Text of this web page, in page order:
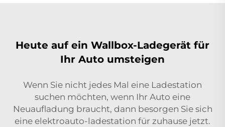
Heute auf ein Wallbox-Ladegerät für
Ihr Auto umsteigen
Wenn Sie nicht jedes Mal eine Ladestation
suchen möchten, wenn Ihr Auto eine
Neuaufladung braucht, dann besorgen Sie sich
eine elektroauto-ladestation für zuhause jetzt.